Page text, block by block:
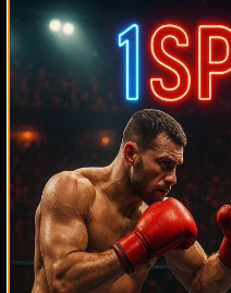
Случайные боксеры
Давид Кармона Джонни Гант
Авраам Гонсалес Том
Риос
Синклер Бабб Джек
Эйб Саймон
Аманда Лемос
Нду
Кевин Жуссет Перси Харрис
Гил Браулио Родригес
Райан Родос Ливингстон
Димитренко Стив Робинсон
Робсон Консейсау Чарли Грин
Леонсио Гарсес Деметрио